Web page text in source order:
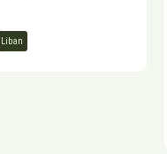
Liban